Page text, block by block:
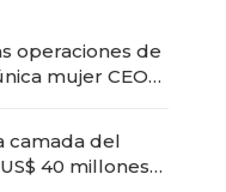
operaciones de
mujer CEO
camada del
40 millones